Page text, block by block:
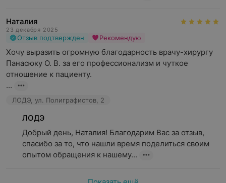
Наталия
23 декабря 2025
Отзыв подтвержден Рекомендую
Хочу выразить огромную благодарность врачу-хирургу
Панасюку О. В. за его профессионализм и чуткое
отношение к пациенту.
...
ЛОДЭ, ул. Полиграфистов, 2
ЛОДЭ
Добрый день, Наталия! Благодарим Вас за отзыв,
спасибо за то, что нашли время поделиться своим
опытом обращения к нашему...